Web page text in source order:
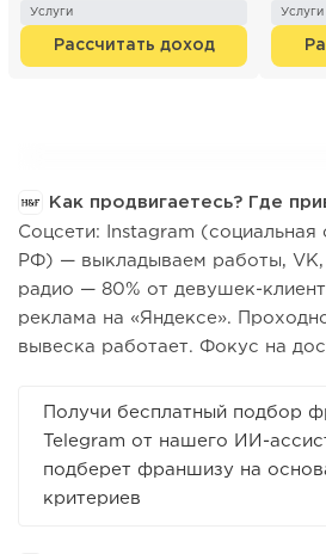
Услуги
Рассчитать доход
Услуги
Как продвигаетесь? Где
Соцсети: Instagram (социальная
РФ) — выкладываем работы,
радио — 80% от девушек-
реклама на «Яндексе».
вывеска работает. Фокус на
Получи бесплатный подбор
Telegram от нашего ИИ-
подберет франшизу на
критериев